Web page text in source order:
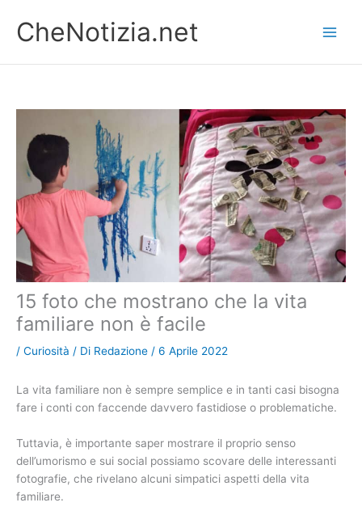
contenuto
CheNotizia.net
15 foto che mostrano che la vita
familiare non è facile
/ Curiosità / Di Redazione / 6 Aprile 2022
La vita familiare non è sempre semplice e in tanti casi bisogna
fare i conti con faccende davvero fastidiose o problematiche.
Tuttavia, è importante saper mostrare il proprio senso
dell’umorismo e sui social possiamo scovare delle interessanti
fotografie, che rivelano alcuni simpatici aspetti della vita
familiare.